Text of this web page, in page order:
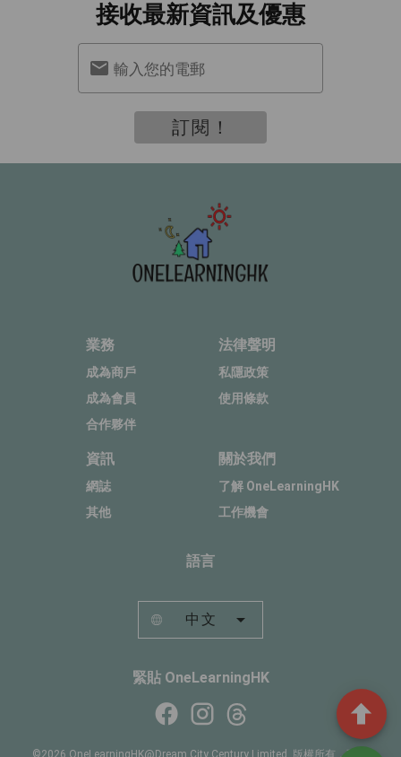
接收最新資訊及優惠
輸入您的電郵
訂閱！
業務
成為商戶
成為會員
合作夥伴
法律聲明
私隱政策
使用條款
資訊
網誌
其他
關於我們
了解 OneLearningHK
工作機會
語言
中文
緊貼 OneLearningHK
©2026 OneLearningHK@Dream City Century Limited. 版權所有，不得